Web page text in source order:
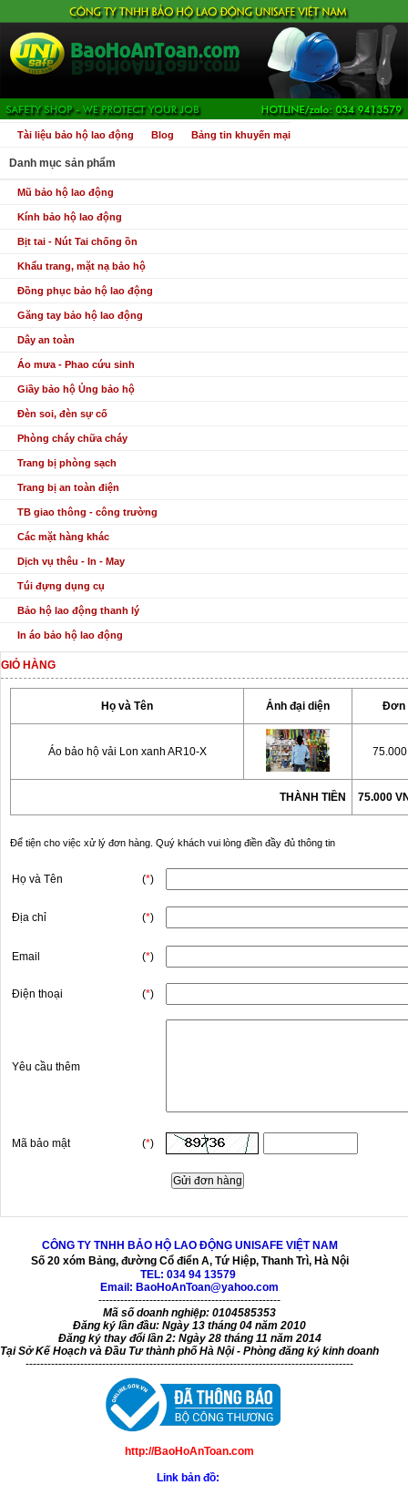
Tài liệu bảo hộ lao động Blog Bảng tin khuyến mại
Danh mục sản phẩm
Mũ bảo hộ lao động
Kính bảo hộ lao động
Bịt tai - Nút Tai chống ồn
Khẩu trang, mặt nạ bảo hộ
Đồng phục bảo hộ lao động
Găng tay bảo hộ lao động
Dây an toàn
Áo mưa - Phao cứu sinh
Giầy bảo hộ Ủng bảo hộ
Đèn soi, đèn sự cố
Phòng cháy chữa cháy
Trang bị phòng sạch
Trang bị an toàn điện
TB giao thông - công trường
Các mặt hàng khác
Dịch vụ thêu - In - May
Túi đựng dụng cụ
Bảo hộ lao động thanh lý
In áo bảo hộ lao động
GIỎ HÀNG
Họ và Tên Ảnh đại diện Đơn
Áo bảo hộ vải Lon xanh AR10-X
THÀNH TIỀN 75.000
Để tiện cho việc xử lý đơn hàng. Quý khách vui lòng điền đầy đủ thông tin
Họ và Tên (*)
Địa chỉ (*)
Email (*)
Điện thoại (*)
Yêu cầu thêm
Mã bảo mật (*)
CÔNG TY TNHH BẢO HỘ LAO ĐỘNG UNISAFE VIỆT NAM
Số 20 xóm Bảng, đường Cổ điển A, Tứ Hiệp, Thanh Trì, Hà Nội
TEL: 034 94 13579
Email: BaoHoAnToan@yahoo.com
--------------------------------------------------
Mã số doanh nghiệp: 0104585353
Đăng ký lần đầu: Ngày 13 tháng 04 năm 2010
Đăng ký thay đổi lần 2: Ngày 28 tháng 11 năm 2014
Tại Sở Kế Hoạch và Đầu Tư thành phố Hà Nội - Phòng đăng ký kinh doanh
------------------------------------------------------------------------------------------
http://BaoHoAnToan.com
Link bản đồ: